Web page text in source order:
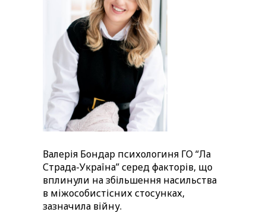
Валерія Бондар психологиня ГО “Ла
Страда-Україна” серед факторів, що
вплинули на збільшення насильства
в міжособистісних стосунках,
зазначила війну.